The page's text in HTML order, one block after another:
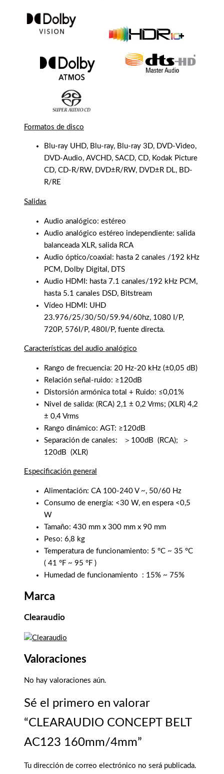
Formatos de disco
Blu-ray UHD, Blu-ray, Blu-ray 3D, DVD-Video,
DVD-Audio, AVCHD, SACD, CD, Kodak Picture
CD, CD-R/RW, DVD±R/RW, DVD±R DL, BD-
R/RE
Salidas
Audio analógico: estéreo
Audio analógico estéreo independiente: salida
balanceada XLR, salida RCA
Audio óptico/coaxial: hasta 2 canales /192 kHz
PCM, Dolby Digital, DTS
Audio HDMI: hasta 7.1 canales/192 kHz PCM,
hasta 5.1 canales DSD, Bitstream
Vídeo HDMI: UHD
23.976/25/30/50/59.94/60hz, 1080 I/P,
720P, 576I/P, 480I/P, fuente directa.
Características del audio analógico
Rango de frecuencia: 20 Hz-20 kHz (±0,05 dB)
Relación señal-ruido: ≥120dB
Distorsión armónica total + Ruido: ≤0,01%
Nivel de salida: (RCA) 2,1 ± 0,2 Vrms; (XLR) 4,2
± 0,4 Vrms
Rango dinámico: AGT: ≥120dB
Separación de canales:
＞100dB (RCA);
＞
120dB (XLR)
Especificación general
Alimentación: CA 100-240 V ~, 50/60 Hz
Consumo de energía: <30 W, en espera <0,5
W
Tamaño: 430 mm x 300 mm x 90 mm
Peso: 6,8 kg
Temperatura de funcionamiento: 5 °C ~ 35 °C
( 41 °F ~ 95 °F )
Humedad de funcionamiento : 15% ~ 75%
Marca
Clearaudio
Valoraciones
No hay valoraciones aún.
Sé el primero en valorar
“CLEARAUDIO CONCEPT BELT
AC123 160mm/4mm”
Tu dirección de correo electrónico no será publicada.